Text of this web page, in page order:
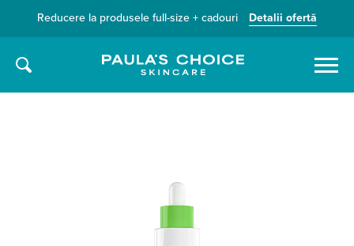
Reducere la produsele full-size + cadouri Detalii ofertă
Caută